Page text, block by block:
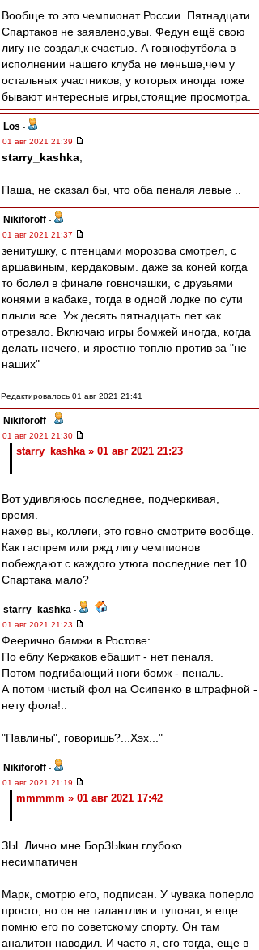
Вообще то это чемпионат России. Пятнадцати
Спартаков не заявлено,увы. Федун ещё свою
лигу не создал,к счастью. А говнофутбола в
исполнении нашего клуба не меньше,чем у
остальных участников, у которых иногда тоже
бывают интересные игры,стоящие просмотра.
Los -
01 авг 2021 21:39
starry_kashka
Паша, не сказал бы, что оба пеналя левые ..
Nikiforoff -
01 авг 2021 21:37
зенитушку, с птенцами морозова смотрел, с
аршавиным, кердаковым. даже за коней когда
то болел в финале говночашки, с друзьями
конями в кабаке, тогда в одной лодке по сути
плыли все. Уж десять пятнадцать лет как
отрезало. Включаю игры бомжей иногда, когда
делать нечего, и яростно топлю против за "не
наших"
Редактировалось 01 авг 2021 21:41
Nikiforoff -
01 авг 2021 21:30
starry_kashka » 01 авг 2021 21:23
Вот удивляюсь последнее, подчеркивая,
время.
нахер вы, коллеги, это говно смотрите вообще.
Как гаспрем или ржд лигу чемпионов
побеждают с каждого утюга последние лет 10.
Спартака мало?
starry_kashka -
01 авг 2021 21:23
Феерично бамжи в Ростове:
По еблу Кержаков ебашит - нет пеналя.
Потом подгибающий ноги бомж - пеналь.
А потом чистый фол на Осипенко в штрафной -
нету фола!..
"Павлины", говоришь?...Хэх..."
Nikiforoff -
01 авг 2021 21:19
mmmmm » 01 авг 2021 17:42
ЗЫ. Лично мне БорЗЫкин глубоко
несимпатичен
Марк, смотрю его, подписан. У чувака поперло
просто, но он не талантлив и туповат, я еще
помню его по советскому спорту. Он там
аналитон наводил. И часто я, его тогда, еще в